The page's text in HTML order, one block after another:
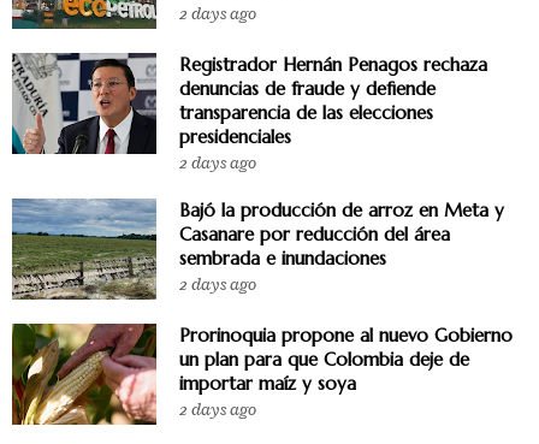
2 days ago
Registrador Hernán Penagos rechaza
denuncias de fraude y defiende
transparencia de las elecciones
presidenciales
2 days ago
Bajó la producción de arroz en Meta y
Casanare por reducción del área
sembrada e inundaciones
2 days ago
Prorinoquia propone al nuevo Gobierno
un plan para que Colombia deje de
importar maíz y soya
2 days ago